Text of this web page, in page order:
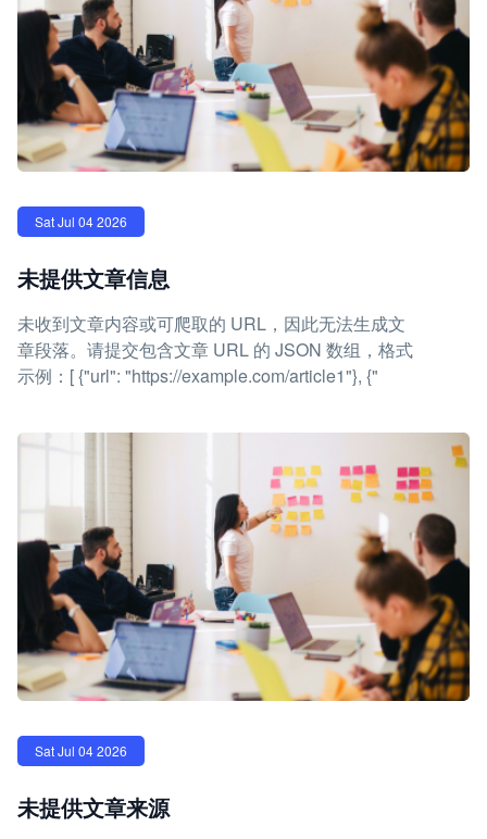
Sat Jul 04 2026
未提供文章信息
未收到文章内容或可爬取的 URL，因此无法生成文
章段落。请提交包含文章 URL 的 JSON 数组，格式
示例：[ {"url": "https://example.com/article1"}, {"
Sat Jul 04 2026
未提供文章来源